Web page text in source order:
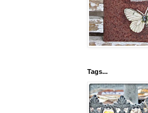
Tags...